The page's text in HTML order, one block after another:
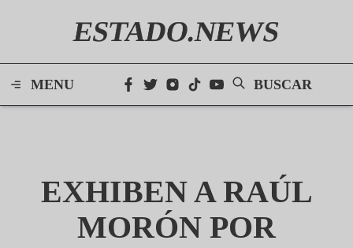
ESTADO.NEWS
MENU BUSCAR
EXHIBEN A RAÚL
MORÓN POR